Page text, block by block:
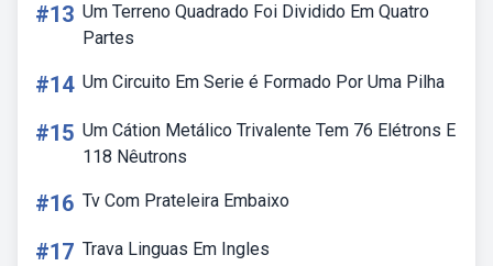
#13 Um Terreno Quadrado Foi Dividido Em Quatro
Partes
#14 Um Circuito Em Serie é Formado Por Uma Pilha
#15 Um Cátion Metálico Trivalente Tem 76 Elétrons E
118 Nêutrons
#16 Tv Com Prateleira Embaixo
#17 Trava Linguas Em Ingles